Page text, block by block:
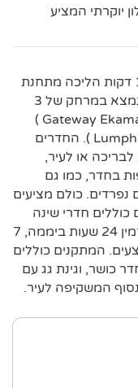
יוקרתי המציע
מלון מלוטש זה הממוקם במרחק של 10 דקות הליכה מתחנת
הרכבת העילית אקאמאי ( Ekkamai ), נמצא במרחק של 3
דקות הליכה מן קניון גייטוויי אקאמאי ( Gateway Ekamai )
ובמרחק של 6 ק"מ מפארק לומפיני ( Lumphini ). החדרים
או לעיר,
בחדר, כמו גם
נפרדים. כולם מציעים
חדרי שינה
בלופט ו/או דו-מפלסיים. שירות חדרים זמין 24 שעות ביממה, 7
המתקנים כוללים
כושר, וגינת גג עם
המשקיפה לעיר.